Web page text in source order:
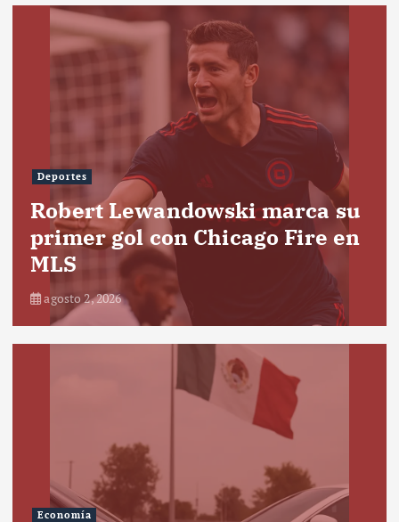
Deportes
Robert Lewandowski marca su
primer gol con Chicago Fire en
MLS
agosto 2, 2026
Economía